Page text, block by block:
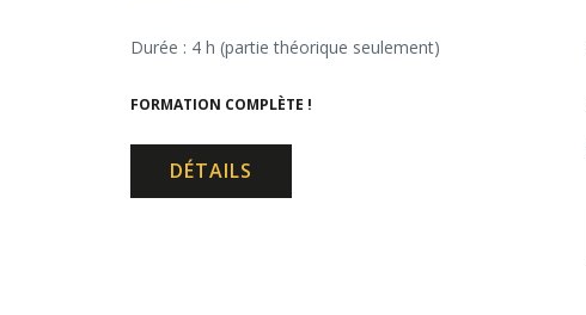
Durée : 4 h (partie théorique seulement)
FORMATION COMPLÈTE !
DÉTAILS